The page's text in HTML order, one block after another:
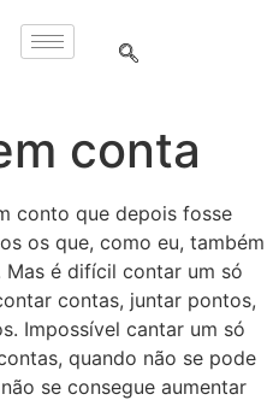
conta
conto que depois fosse
os que, como eu, também
Mas é difícil contar um só
contas, juntar pontos,
Impossível cantar um só
quando não se pode
se consegue aumentar